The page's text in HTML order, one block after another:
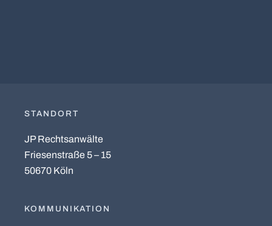
STANDORT
JP Rechtsanwälte
Friesenstraße 5 – 15
50670 Köln
KOMMUNIKATION